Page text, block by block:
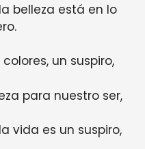
belleza está en lo
un suspiro,
para nuestro ser,
vida es un suspiro,